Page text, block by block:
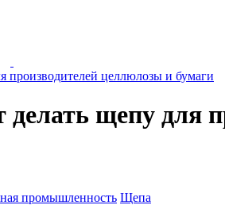
производителей целлюлозы и бумаги
щепу для
промышленность Щепа